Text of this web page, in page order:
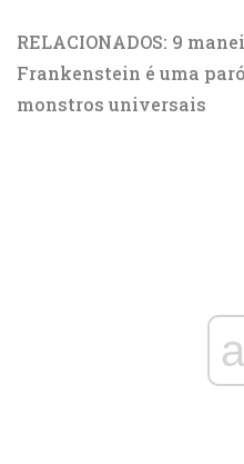
RELACIONADOS: 9
Frankenstein é uma
monstros universais